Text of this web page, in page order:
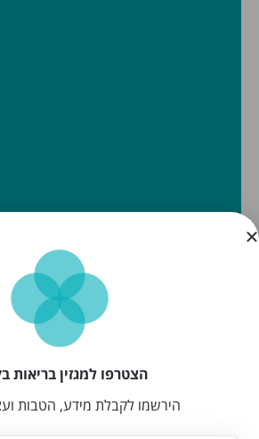
הצטרפו למגזין בריאות
הירשמו לקבלת מידע, הטבות